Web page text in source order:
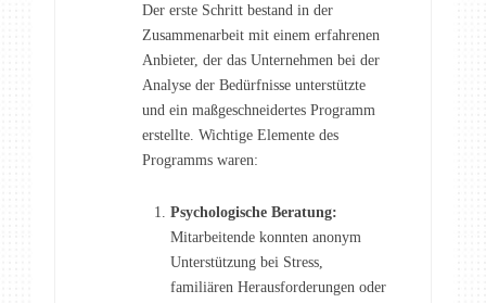
Der erste Schritt bestand in der
Zusammenarbeit mit einem erfahrenen
Anbieter, der das Unternehmen bei der
Analyse der Bedürfnisse unterstützte
und ein maßgeschneidertes Programm
erstellte. Wichtige Elemente des
Programms waren:
Psychologische Beratung:
Mitarbeitende konnten anonym
Unterstützung bei Stress,
familiären Herausforderungen oder